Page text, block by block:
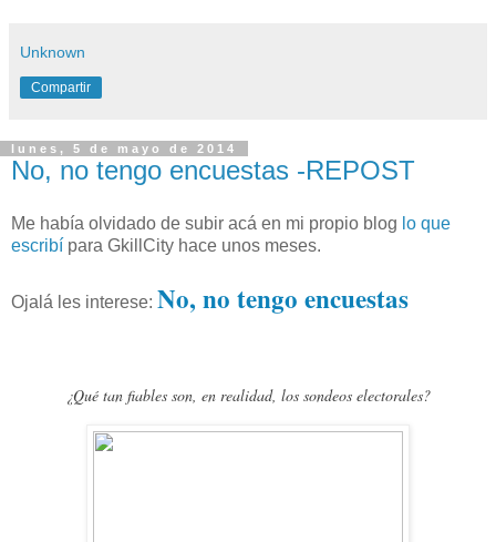
Unknown
Compartir
lunes, 5 de mayo de 2014
No, no tengo encuestas -REPOST
Me había olvidado de subir acá en mi propio blog lo que
escribí para GkillCity hace unos meses.
Ojalá les interese: No, no tengo encuestas
¿Qué tan fiables son, en realidad, los sondeos electorales?